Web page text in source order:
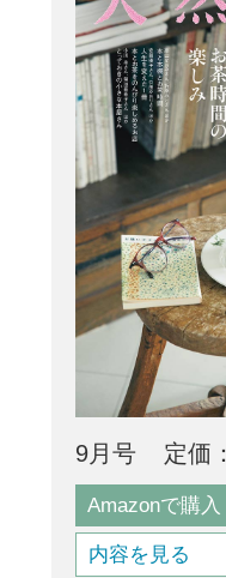
9月号 定価
Amazonで購入
内容を見る